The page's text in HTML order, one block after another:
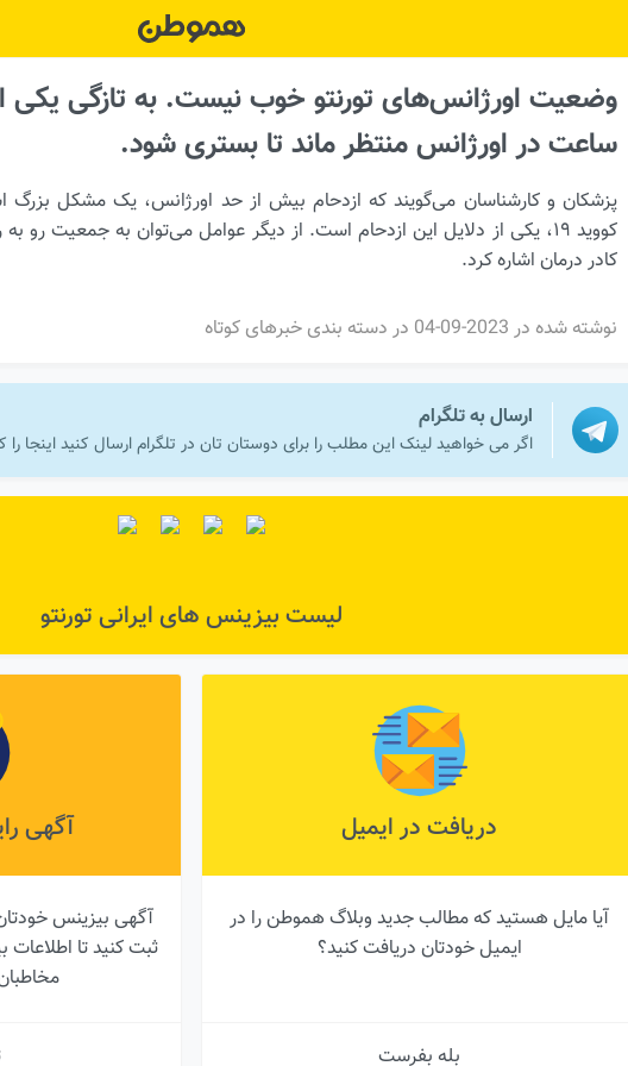
ساعت در اورژانس منتظر ماند تا بستری شود.
پزشکان و کارشناسان می‌گویند که ازدحام بیش از حد اورژانس، یک مشکل بزرگ
کووید ۱۹، یکی از دلایل این ازدحام است. از دیگر عوامل می‌توان به جمعیت رو
کادر درمان اشاره کرد.
نوشته شده در 2023-09-04 در دسته بندی خبرهای کوتاه
ارسال به تلگرام
اگر می خواهید لینک این مطلب را برای دوستان تان در تلگرام ارسال کنید اینجا را
لیست بیزینس های ایرانی تورنتو
آگهی
آگهی بیزینس
ثبت کنید تا
دریافت در ایمیل
آیا مایل هستید که مطالب جدید وبلاگ هموطن را در
ایمیل خودتان دریافت کنید؟
بله بفرست